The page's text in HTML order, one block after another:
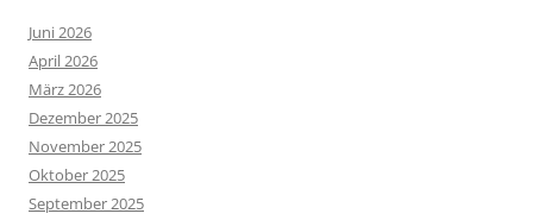
Juni 2026
April 2026
März 2026
Dezember 2025
November 2025
Oktober 2025
September 2025